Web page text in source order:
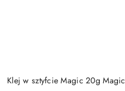
Klej w sztyfcie Magic 20g Magic